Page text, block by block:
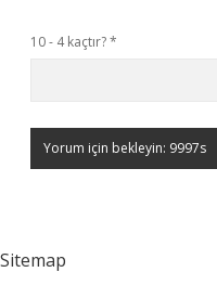
10 - 4 kaçtır?*
Sitemap